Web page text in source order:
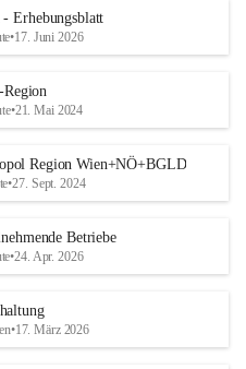
Erhebungsblatt
•17. Juni 2026
Region
•21. Mai 2024
Region Wien+NÖ+BGLD
•27. Sept. 2024
Betriebe
•24. Apr. 2026
•17. März 2026